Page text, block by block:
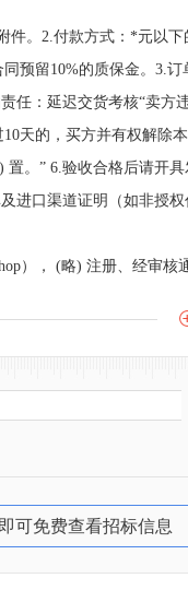
件。2.付款方式：*元以
预留10%的质保金。3.
任：延迟交货考核“卖
天的，买方并有权解除
。” 6.验收合格后请开
进口渠道证明（如非授
）， (略) 注册、经审
可免费查看招标信息